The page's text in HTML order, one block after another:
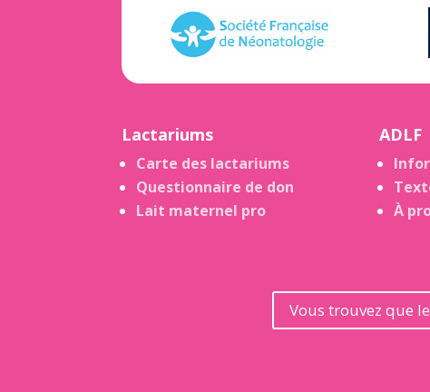
Lactariums
Carte des lactariums
Questionnaire de don
Lait maternel pro
ADLF
À
Vous trouvez que